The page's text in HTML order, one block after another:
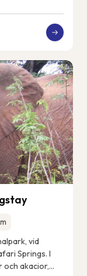
vid
Springs. I
och akacior,